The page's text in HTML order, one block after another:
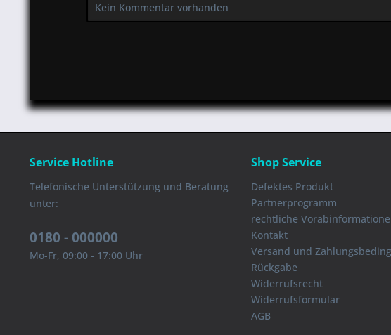
Kein Kommentar vorhanden
Service Hotline
Telefonische Unterstützung und Beratung
unter:
0180 - 000000
Mo-Fr, 09:00 - 17:00 Uhr
Shop Service
Defektes Produkt
Partnerprogramm
rechtliche
Kontakt
Versand und
Rückgabe
Widerrufsrecht
Widerrufsformular
AGB